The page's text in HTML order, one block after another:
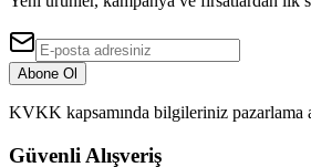
Abone Ol
KVKK kapsamında bilgileriniz pazarlama
Güvenli Alışveriş